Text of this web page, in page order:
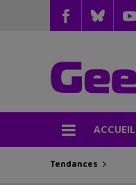
ACCUEIL
Tendances